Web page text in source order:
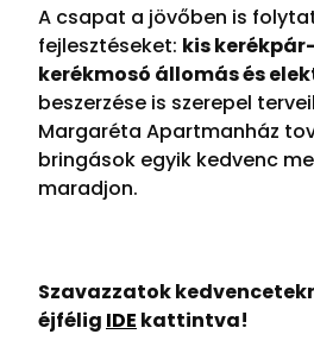
A csapat a jövőben is
fejlesztéseket: kis
kerékmosó állomás és
beszerzése is szerepel
Margaréta Apartmanház
bringások egyik kedvenc
maradjon.
Szavazzatok
éjfélig IDE kattintva!